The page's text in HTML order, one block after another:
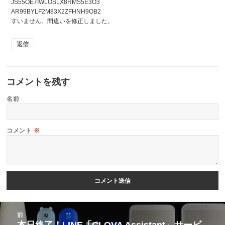
JS55OE7IWLOSLX8RMS5E3O3
AR99BYLF2M83X2ZFHNH9OB2
すいません。間違いを修正しました。
返信
コメントを残す
名前
コメント ※
投
前